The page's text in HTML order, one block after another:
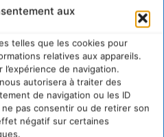
aux
telles que les cookies pour
relatives aux appareils.
de navigation.
autorisera à traiter des
de navigation ou les ID
pas consentir ou de retirer son
négatif sur certaines
qu’il faut modifier, mais son
pédagogique …Pour
à tous, il suffit en fait de
des guides
comment déterminer la
clés. Ce détail
de la charge déclarative ;